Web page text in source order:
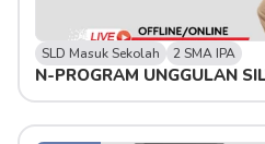
SLD Masuk Sekolah 2 SMA IPA
N-PROGRAM UNGGULAN